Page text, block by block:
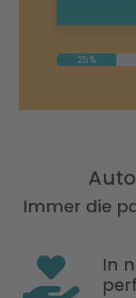
25%
Immer die
In